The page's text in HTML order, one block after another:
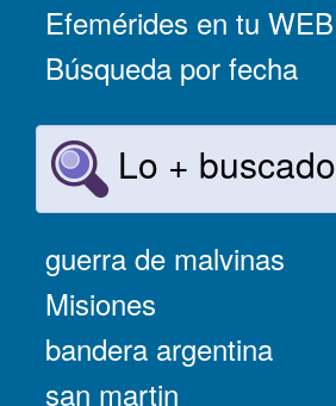
Efemérides en tu WEB
Búsqueda por fecha
Lo + buscado
guerra de malvinas
Misiones
bandera argentina
san martin